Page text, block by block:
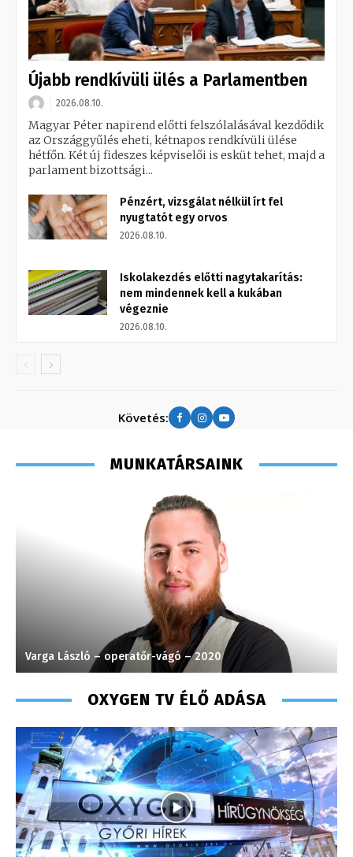
Újabb rendkívüli ülés a Parlamentben
2026.08.10.
Magyar Péter napirend előtti felszólalásával kezdődik
az Országgyűlés eheti, kétnapos rendkívüli ülése
hétfőn. Két új fideszes képviselői is esküt tehet, majd a
parlament bizottsági...
Pénzért, vizsgálat nélkül írt fel
nyugtatót egy orvos
2026.08.10.
Iskolakezdés előtti nagytakarítás:
nem mindennek kell a kukában
végeznie
2026.08.10.
Követés:
MUNKATÁRSAINK
Varga László – operatőr-vágó – 2020
OXYGEN TV ÉLŐ ADÁSA